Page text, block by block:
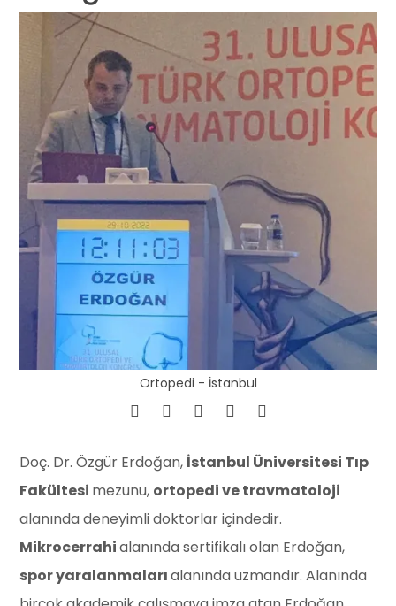
Ortopedi - İstanbul
Doç. Dr. Özgür Erdoğan, İstanbul Üniversitesi Tıp
Fakültesi mezunu, ortopedi ve travmatoloji
alanında deneyimli doktorlar içindedir.
Mikrocerrahialanında sertifikalı olan Erdoğan,
spor yaralanmalarıalanında uzmandır. Alanında